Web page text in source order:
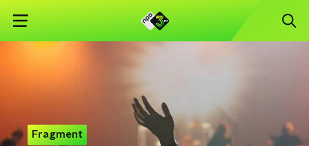
Fragment